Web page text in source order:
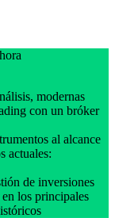
modernas
con un bróker
al alcance
actuales:
de inversiones
los principales